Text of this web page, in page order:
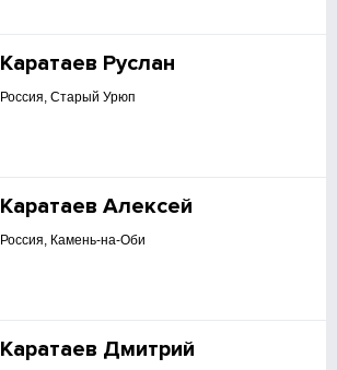
Каратаев Руслан
Россия, Старый Урюп
Каратаев Алексей
Россия, Камень-на-Оби
Каратаев Дмитрий